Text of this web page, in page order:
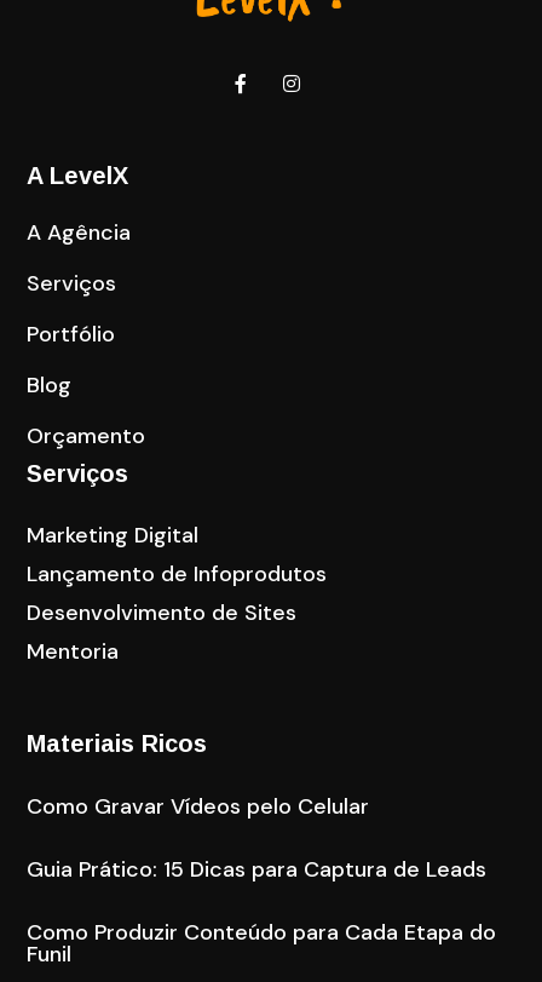
A LevelX
A Agência
Serviços
Portfólio
Blog
Orçamento
Serviços
Marketing Digital
Lançamento de Infoprodutos
Desenvolvimento de Sites
Mentoria
Materiais Ricos
Como Gravar Vídeos pelo Celular
Guia Prático: 15 Dicas para Captura de Leads
Como Produzir Conteúdo para Cada Etapa do
Funil